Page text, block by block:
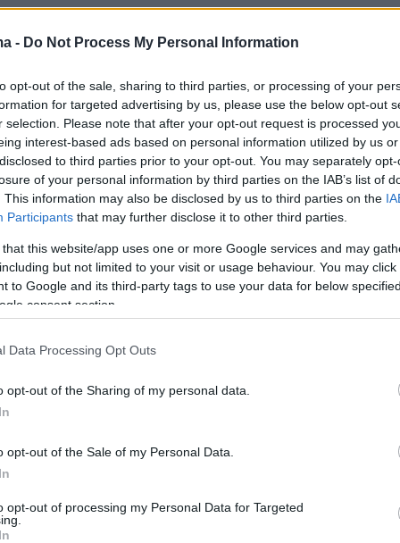
- Do Not Process My Personal Information
opt-out of the sale, sharing to third parties, or processing of your
for targeted advertising by us, please use the below opt-out
selection. Please note that after your opt-out request is processed
interest-based ads based on personal information utilized by us
to third parties prior to your opt-out. You may separately
of your personal information by third parties on the IAB’s list of
This information may also be disclosed by us to third parties on the
Participants that may further disclose it to other third parties.
that this website/app uses one or more Google services and may
but not limited to your visit or usage behaviour. You may
to Google and its third-party tags to use your data for below
consent section.
Data Processing Opt Outs
opt-out of the Sharing of my personal data.
opt-out of the Sale of my Personal Data.
opt-out of processing my Personal Data for Targeted
προς τους βουλευτές του ΣΥΡΙΖΑ
υπουργίνα κατά το καρδερίνα, πρέπει να
της διδασκαλίας των ξένων γλωσσών. Δεν
διδασκαλία ξένης γλώσσας όταν η μητρική δεν
στα παιδιά. Πρέπει να τελειώσει το
με τις ξένες γλώσσες. Πρέπει να
Δημοτικού και μετά».
protothema.gr στο Google News
Ειδήσειςαπό την Ελλάδα και τον Κόσμο, τη